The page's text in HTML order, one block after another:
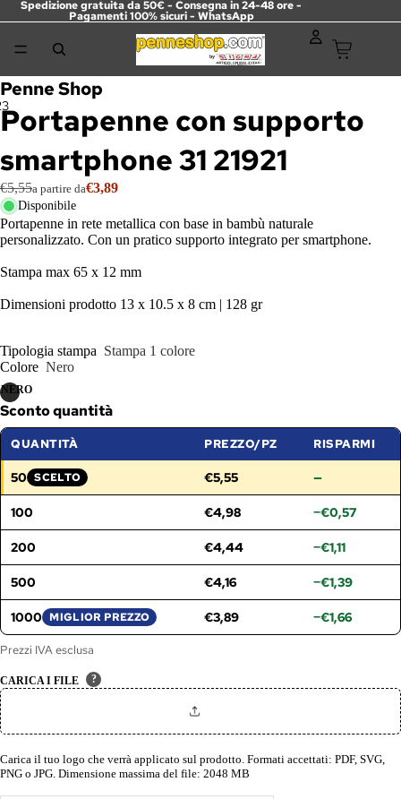
Spedizione gratuita da 50€ - Consegna in 24-48 ore -
Pagamenti 100% sicuri - WhatsApp
Penne Shop
Portapenne con supporto
smartphone 31 21921
€5,55a partire da€3,89
Disponibile
Portapenne in rete metallica con base in bambù naturale
personalizzato. Con un pratico supporto integrato per smartphone.
Stampa max 65 x 12 mm
Dimensioni prodotto 13 x 10.5 x 8 cm | 128 gr
Colore Nero
NERO
Tipologia stampa Stampa 1 colore
Sconto quantità
QUANTITÀ PREZZO/PZ RISPARMI
50 FASCIA SELEZIONATA:
SCELTO €5,55 —
100 €4,98 −€0,57
200 €4,44 −€1,11
500 €4,16 −€1,39
1000 MIGLIOR PREZZO €3,89 −€1,66
Prezzi IVA esclusa
CARICA I FILE ?
Carica il tuo logo che verrà applicato sul prodotto. Formati accettati: PDF, SVG,
PNG o JPG. Dimensione massima del file: 2048 MB
3